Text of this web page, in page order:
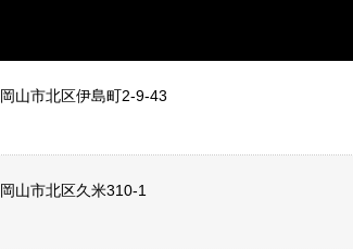
岡山市北区伊島町2-9-43
岡山市北区久米310-1